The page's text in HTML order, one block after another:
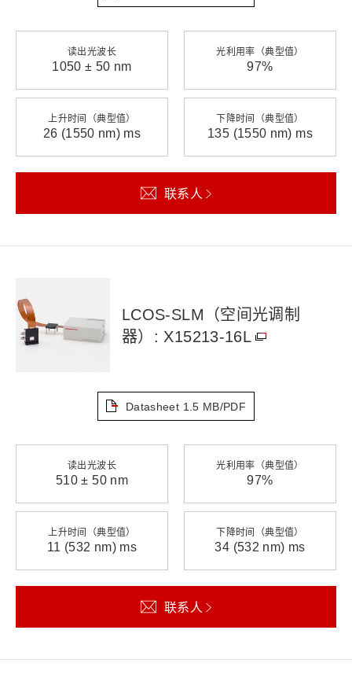
读出光波长
1050 ± 50 nm
光利用率（典型值）
97%
上升时间（典型值）
26 (1550 nm) ms
下降时间（典型值）
135 (1550 nm) ms
联系人
LCOS-SLM（空间光调制
器）: X15213-16L
Datasheet 1.5 MB/PDF
读出光波长
510 ± 50 nm
光利用率（典型值）
97%
上升时间（典型值）
11 (532 nm) ms
下降时间（典型值）
34 (532 nm) ms
联系人